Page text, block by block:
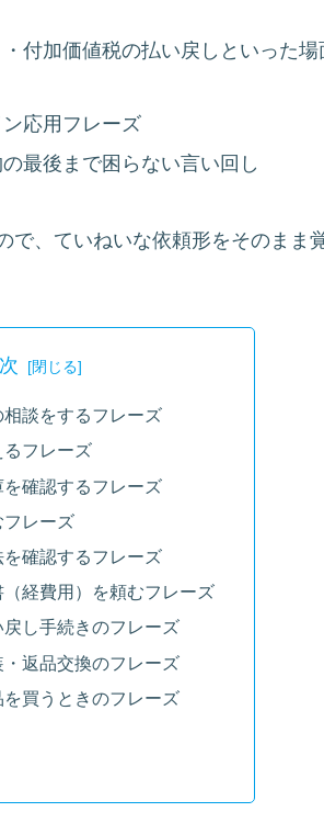
付加価値税の払い戻しといった場
応用フレーズ
最後まで困らない言い回し
で、ていねいな依頼形をそのまま
談をするフレーズ
フレーズ
確認するフレーズ
レーズ
確認するフレーズ
経費用）を頼むフレーズ
し手続きのフレーズ
返品交換のフレーズ
買うときのフレーズ